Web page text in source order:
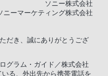
ソニー株式会社
ニーマーケティング株式会社
だき、誠にありがとうござ
グラム・ガイド／株式会社
る、外出先から携帯電話を